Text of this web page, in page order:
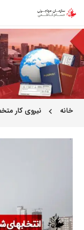
خانه chevron_left نیروی کار